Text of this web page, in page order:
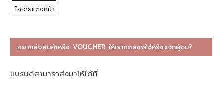
ไอเดียแต่งหน้า
อยากส่งสินค้าหรือ VOUCHER ให้เราทดลองใช้หรือแจกผู้ชม?
แบรนด์สามารถส่งมาให้ได้ที่